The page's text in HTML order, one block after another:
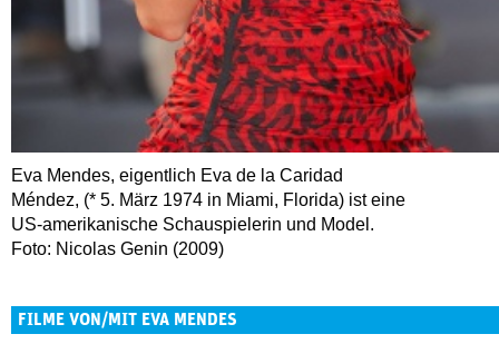
Eva Mendes, eigentlich Eva de la Caridad
Méndez, (* 5. März 1974 in Miami, Florida) ist eine
US-amerikanische Schauspielerin und Model.
Foto: Nicolas Genin (2009)
FILME VON/MIT EVA MENDES